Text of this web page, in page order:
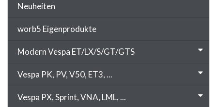
Neuheiten
worb5 Eigenprodukte
Modern Vespa ET/LX/S/GT/GTS
Vespa PK, PV, V50, ET3, ...
Vespa PX, Sprint, VNA, LML, ...